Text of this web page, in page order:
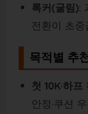
록커(굴림):
전환이 초
목적별 추
첫 10K·하
안정·쿠션